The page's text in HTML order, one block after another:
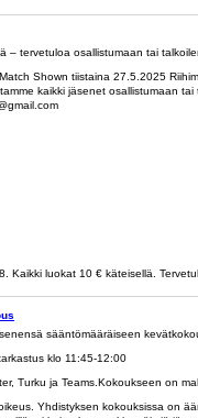
– tervetuloa osallistumaan tai
Shown tiistaina 27.5.2025
kaikki jäsenet osallistumaan
Kaikki luokat 10 € käteisellä.
sääntömääräiseen
klo 11:45-12:00
Turku ja Teams.Kokoukseen on
Yhdistyksen kokouksissa on